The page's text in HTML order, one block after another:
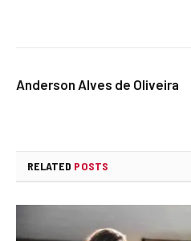
Anderson Alves de Oliveira
RELATED POSTS